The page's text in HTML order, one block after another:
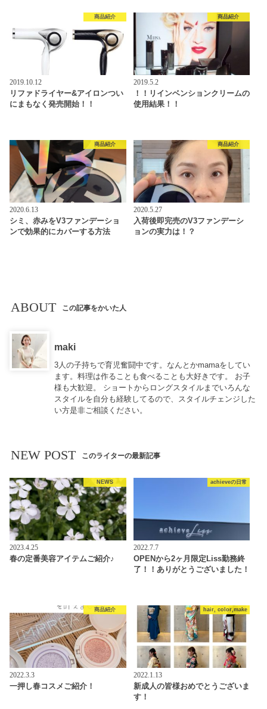
商品紹介
2019.10.12
リファドライヤー&アイロンつい
にまもなく発売開始！！
商品紹介
2019.5.2
！！リインベンションクリームの
使用結果！！
商品紹介
2020.6.13
シミ、赤みをV3ファンデーショ
ンで効果的にカバーする方法
商品紹介
2020.5.27
入荷後即完売のV3ファンデーシ
ョンの実力は！？
ABOUT この記事をかいた人
maki
3人の子持ちで育児奮闘中です。なんとかmamaをしてい
ます。料理は作ることも食べることも大好きです。 お子
様も大歓迎。 ショートからロングスタイルまでいろんな
スタイルを自分も経験してるので、スタイルチェンジした
い方是非ご相談ください。
NEW POST このライターの最新記事
NEWS
2023.4.25
春の定番美容アイテムご紹介♪
achieveの日常
2022.7.7
OPENから2ヶ月限定Liss勤務終
了！！ありがとうございました！
商品紹介
2022.3.3
一押し春コスメご紹介！
hair, color,make
2022.1.13
新成人の皆様おめでとうございま
す！